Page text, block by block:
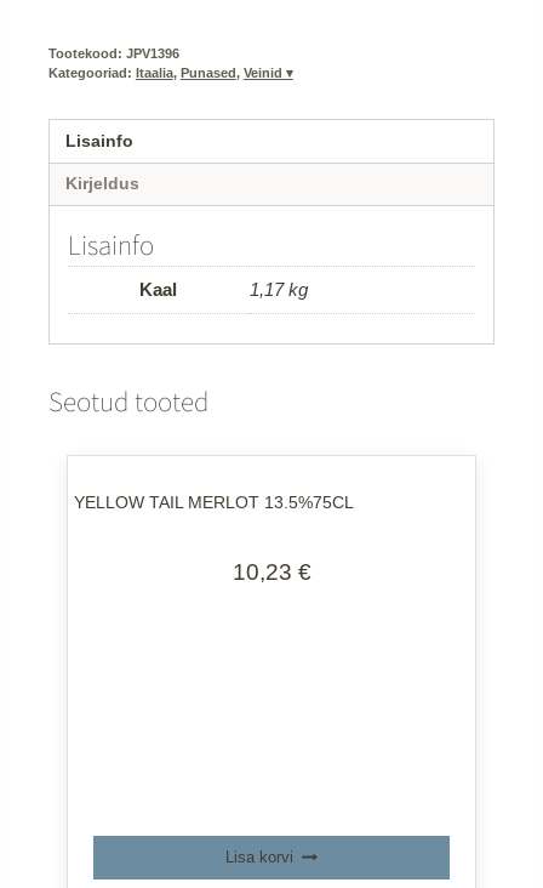
Tootekood: JPV1396
Kategooriad: Itaalia, Punased, Veinid ▾
Lisainfo
Kirjeldus
Lisainfo
Kaal 1,17 kg
Seotud tooted
YELLOW TAIL MERLOT 13.5%75CL
10,23 €
Lisa korvi